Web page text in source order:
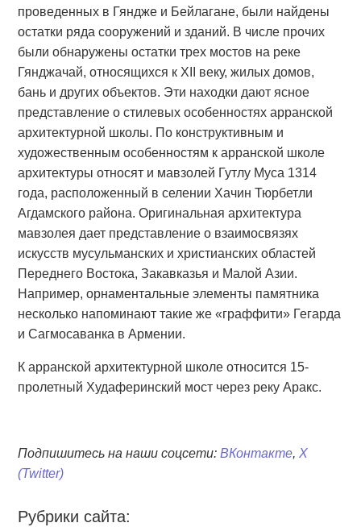
проведенных в Гяндже и Бейлагане, были найдены
остатки ряда сооружений и зданий. В числе прочих
были обнаружены остатки трех мостов на реке
Гянджачай, относящихся к XII веку, жилых домов,
бань и других объектов. Эти находки дают ясное
представление о стилевых особенностях арранской
архитектурной школы. По конструктивным и
художественным особенностям к арранской школе
архитектуры относят и мавзолей Гутлу Муса 1314
года, расположенный в селении Хачин Тюрбетли
Агдамского района. Оригинальная архитектура
мавзолея дает представление о взаимосвязях
искусств мусульманских и христианских областей
Переднего Востока, Закавказья и Малой Азии.
Например, орнаментальные элементы памятника
несколько напоминают такие же «граффити» Гегарда
и Сагмосаванка в Армении.
К арранской архитектурной школе относится 15-
пролетный Худаферинский мост через реку Аракс.
Подпишитесь на наши соцсети:ВКонтакте,X
(Twitter)
Рубрики сайта: